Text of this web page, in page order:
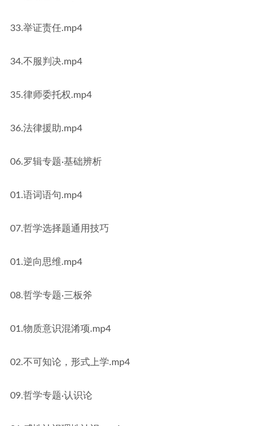
33.举证责任.mp4
34.不服判决.mp4
35.律师委托权.mp4
36.法律援助.mp4
06.罗辑专题·基础辨析
01.语词语句.mp4
07.哲学选择题通用技巧
01.逆向思维.mp4
08.哲学专题·三板斧
01.物质意识混淆项.mp4
02.不可知论，形式上学.mp4
09.哲学专题·认识论